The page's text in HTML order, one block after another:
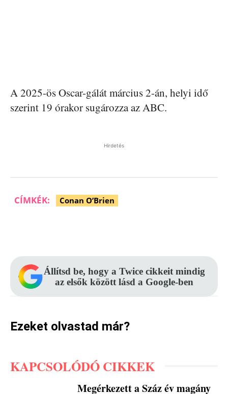
A 2025-ös Oscar-gálát március 2-án, helyi idő
szerint 19 órakor sugározza az ABC.
Hirdetés
CÍMKÉK: Conan O’Brien
Állítsd be, hogy a Twice cikkeit mindig
az elsők között lásd a Google-ben
Ezeket olvastad már?
KAPCSOLÓDÓ CIKKEK
Megérkezett a Száz év magány